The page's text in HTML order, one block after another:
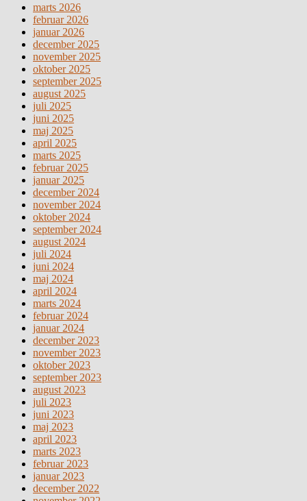
marts 2026
februar 2026
januar 2026
december 2025
november 2025
oktober 2025
september 2025
august 2025
juli 2025
juni 2025
maj 2025
april 2025
marts 2025
februar 2025
januar 2025
december 2024
november 2024
oktober 2024
september 2024
august 2024
juli 2024
juni 2024
maj 2024
april 2024
marts 2024
februar 2024
januar 2024
december 2023
november 2023
oktober 2023
september 2023
august 2023
juli 2023
juni 2023
maj 2023
april 2023
marts 2023
februar 2023
januar 2023
december 2022